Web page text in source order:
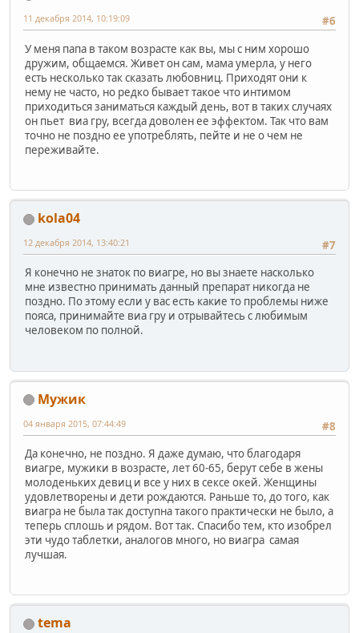
#6
11 декабря 2014, 10:19:09
У меня папа в таком возрасте как вы, мы с ним хорошо
дружим, общаемся. Живет он сам, мама умерла, у него
есть несколько так сказать любовниц. Приходят они к
нему не часто, но редко бывает такое что интимом
приходиться заниматься каждый день, вот в таких случаях
он пьет виа гру, всегда доволен ее эффектом. Так что вам
точно не поздно ее употреблять, пейте и не о чем не
переживайте.
kola04
#7
12 декабря 2014, 13:40:21
Я конечно не знаток по виагре, но вы знаете насколько
мне известно принимать данный препарат никогда не
поздно. По этому если у вас есть какие то проблемы ниже
пояса, принимайте виа гру и отрывайтесь с любимым
человеком по полной.
Мужик
#8
04 января 2015, 07:44:49
Да конечно, не поздно. Я даже думаю, что благодаря
виагре, мужики в возрасте, лет 60-65, берут себе в жены
молоденьких девиц и все у них в сексе окей. Женщины
удовлетворены и дети рождаются. Раньше то, до того, как
виагра не была так доступна такого практически не было, а
теперь сплошь и рядом. Вот так. Спасибо тем, кто изобрел
эти чудо таблетки, аналогов много, но виагра самая
лучшая.
tema